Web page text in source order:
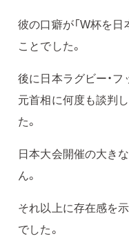
彼の口癖が「W杯を日
ことでした。
後に日本ラグビー・
元首相に何度も談判
た。
日本大会開催の大き
ん。
それ以上に存在感を
でした。